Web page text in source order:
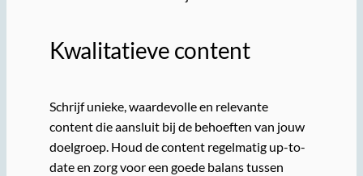
Kwalitatieve content
Schrijf unieke, waardevolle en relevante
content die aansluit bij de behoeften van jouw
doelgroep. Houd de content regelmatig up-to-
date en zorg voor een goede balans tussen